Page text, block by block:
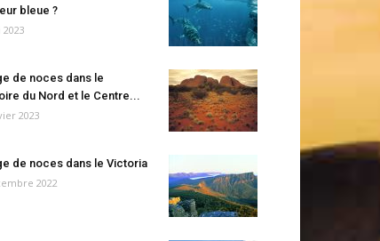
bleue ?
2023
de noces dans le
du Nord et le Centre...
2023
de noces dans le Victoria
2022